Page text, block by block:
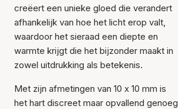
creëert een unieke gloed die verandert
afhankelijk van hoe het licht erop valt,
waardoor het sieraad een diepte en
warmte krijgt die het bijzonder maakt in
zowel uitdrukking als betekenis.
Met zijn afmetingen van 10 x 10 mm is
het hart discreet maar opvallend genoeg